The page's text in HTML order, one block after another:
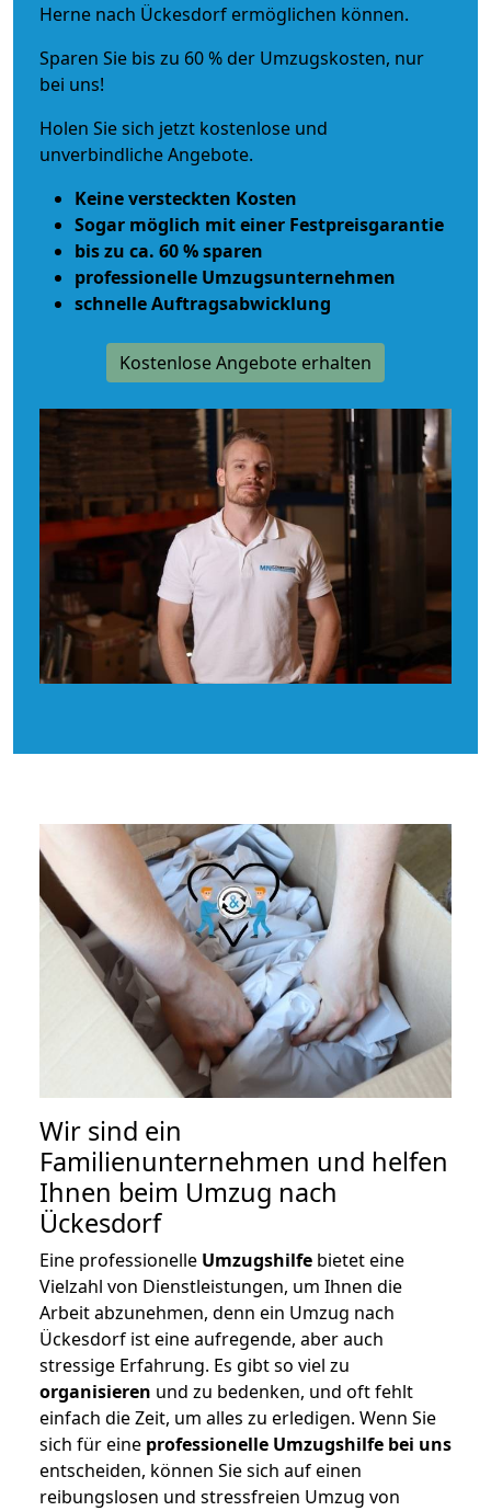
Herne nach Ückesdorf ermöglichen können.
Sparen Sie bis zu 60 % der Umzugskosten, nur
bei uns!
Holen Sie sich jetzt kostenlose und
unverbindliche Angebote.
Keine versteckten Kosten
Sogar möglich mit einer Festpreisgarantie
bis zu ca. 60 % sparen
professionelle Umzugsunternehmen
schnelle Auftragsabwicklung
Kostenlose Angebote erhalten
Wir sind ein
Familienunternehmen und helfen
Ihnen beim Umzug nach
Ückesdorf
Eine professionelle Umzugshilfe bietet eine
Vielzahl von Dienstleistungen, um Ihnen die
Arbeit abzunehmen, denn ein Umzug nach
Ückesdorf ist eine aufregende, aber auch
stressige Erfahrung. Es gibt so viel zu
organisieren und zu bedenken, und oft fehlt
einfach die Zeit, um alles zu erledigen. Wenn Sie
sich für eine professionelle Umzugshilfe bei uns
entscheiden, können Sie sich auf einen
reibungslosen und stressfreien Umzug von